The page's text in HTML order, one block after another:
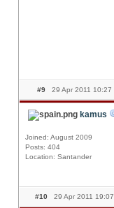
#9 29 Apr 2011 10:27
kamus
Joined: August 2009
Posts: 404
Location: Santander
#10 29 Apr 2011 19:07